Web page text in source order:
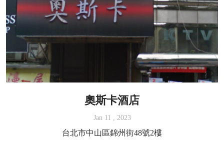
奧斯卡酒店
Jan 11 , 2023
台北市中山區錦州街48號2樓